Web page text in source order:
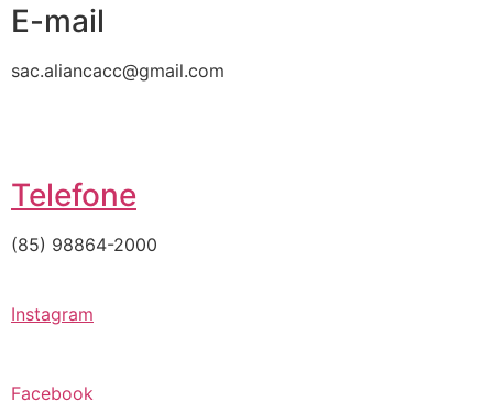
E-mail
sac.aliancacc@gmail.com
Telefone
(85) 98864-2000
Instagram
Facebook